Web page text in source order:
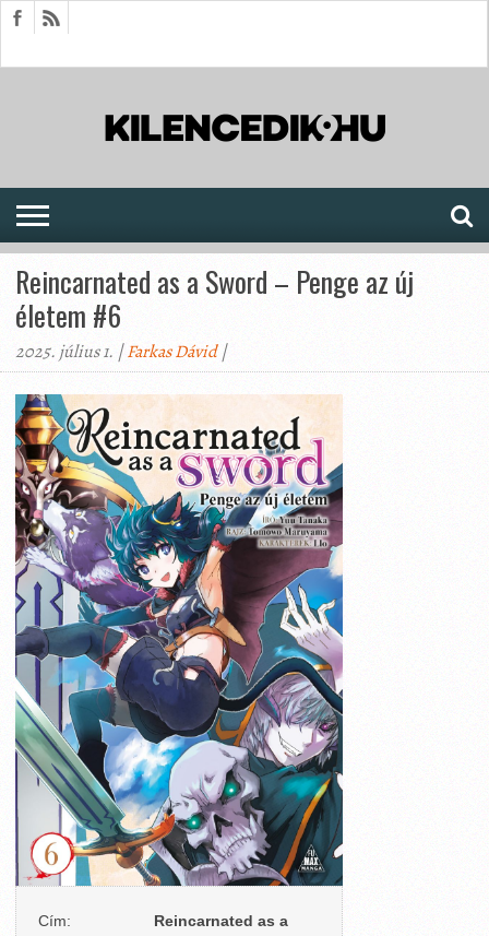
Reincarnated as a Sword – Penge az új
életem #6
2025. július 1. |Farkas Dávid|
Cím:
Reincarnated as a